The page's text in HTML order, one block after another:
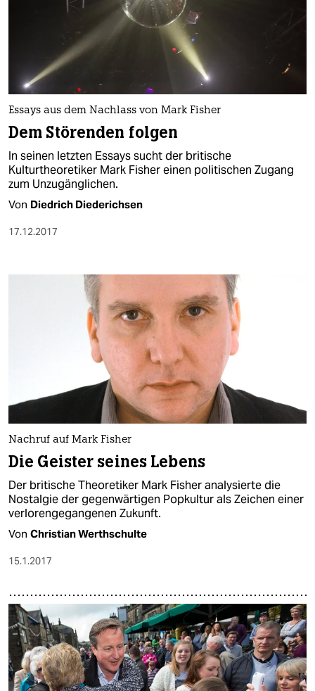
Essays aus dem Nachlass von Mark Fisher
Dem Störenden folgen
In seinen letzten Essays sucht der britische
Kulturtheoretiker Mark Fisher einen politischen Zugang
zum Unzugänglichen.
Von Diedrich Diederichsen
17.12.2017
Nachruf auf Mark Fisher
Die Geister seines Lebens
Der britische Theoretiker Mark Fisher analysierte die
Nostalgie der gegenwärtigen Popkultur als Zeichen einer
verlorengegangenen Zukunft.
Von Christian Werthschulte
15.1.2017